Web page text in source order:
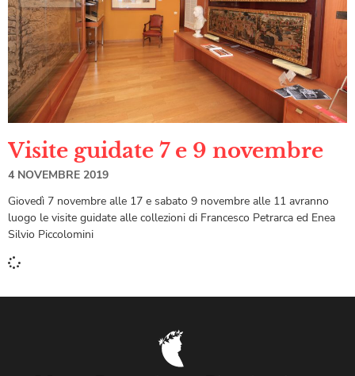
Visite guidate 7 e 9 novembre
4 NOVEMBRE 2019
Giovedì 7 novembre alle 17 e sabato 9 novembre alle 11 avranno
luogo le visite guidate alle collezioni di Francesco Petrarca ed Enea
Silvio Piccolomini